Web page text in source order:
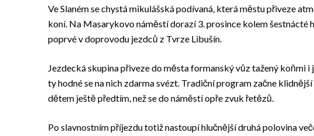
Ve Slaném se chystá mikulášská podívaná, která městu přiveze
koní. Na Masarykovo náměstí dorazí 3. prosince kolem šestnácté
poprvé v doprovodu jezdců z Tvrze Libušín.
Jezdecká skupina přiveze do města formanský vůz tažený koňmi
ty hodné se na nich zdarma svézt. Tradiční program začne
dětem ještě předtím, než se do náměstí opře zvuk řetězů.
Po slavnostním příjezdu totiž nastoupí hlučnější druhá polovina